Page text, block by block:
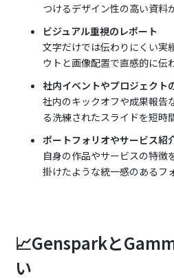
つけるデザイン性の高い資料
ビジュアル重視のレポート
文字だけでは伝わりにくい実
ウトと画像配置で直感的に伝
社内イベントやプロジェクト
社内のキックオフや成果報告
る洗練されたスライドを短時
ポートフォリオやサービス紹
自身の作品やサービスの特徴
掛けたような統一感のあるフ
📈Gensparkと
い